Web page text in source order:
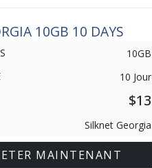
10GB 10 DAYS
10GB
10 Jour
$13
Silknet Georgia
MAINTENANT